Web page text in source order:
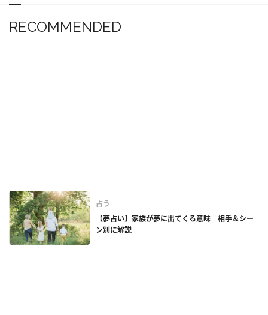
RECOMMENDED
占う
【夢占い】家族が夢に出てくる意味 相手＆シー
ン別に解説